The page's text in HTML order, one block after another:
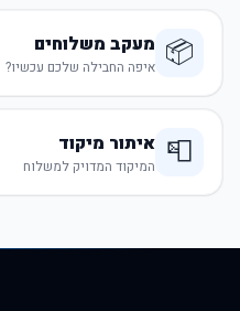
📦 מעקב משלוחים
איפה החבילה שלכם עכשיו?
📮 איתור מיקוד
המיקוד המדויק למשלוח